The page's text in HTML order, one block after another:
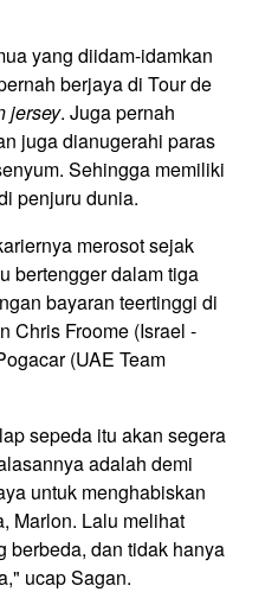
yang diidam-idamkan
berjaya di Tour de
jersey. Juga pernah
juga dianugerahi paras
Sehingga memiliki
penjuru dunia.
merosot sejak
bertengger dalam tiga
bayaran teertinggi di
Chris Froome (Israel -
(UAE Team
sepeda itu akan segera
adalah demi
untuk menghabiskan
Marlon. Lalu melihat
berbeda, dan tidak hanya
ucap Sagan.